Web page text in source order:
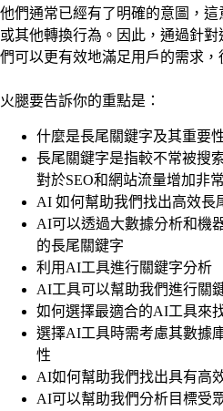
他們通常已經有了明確的意圖，
或其他轉換行為。因此，通過針
們可以更有效地滿足用戶的需求，
火腿要告訴你的重點是：
什麼是長尾關鍵字及其重要
長尾關鍵字是指較不常被搜
對於SEO和網站流量增加非
AI 如何幫助我們找出高效長
AI可以透過大數據分析和機
的長尾關鍵字
利用AI工具進行關鍵字分析
AI工具可以幫助我們進行關
如何選擇最適合的AI工具來
選擇AI工具時需考慮其數據
性
AI如何幫助我們找出具有高
AI可以幫助我們分析目標受